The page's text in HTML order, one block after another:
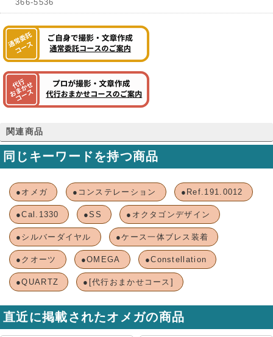
366-5536
関連商品
同じキーワードを持つ商品
●オメガ ●コンステレーション ●Ref.191.0012
●Cal.1330 ●SS ●オクタゴンデザイン
●シルバーダイヤル ●ケース一体ブレス装着
●クオーツ ●OMEGA ●Constellation
●QUARTZ ●[代行おまかせコース]
直近に掲載されたオメガの商品